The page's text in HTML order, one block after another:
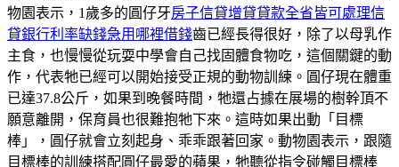
物園表示，1歲多的圓仔牙房子信貸增貸貸款全省皆可處理信
貸銀行利率缺錢急用哪裡借錢齒已經長得很好，除了以母乳作
主食，也慢慢從玩耍中學會自己找固體食物吃，這個關鍵的動
作，代表牠已經可以開始接受正規的動物訓練。圓仔現在體重
已達37.8公斤，如果到晚餐時間，牠還占據在展場的樹幹頂不
願意離開，保育員也很難抱牠下來。這時如果出動「目標
棒」，圓仔就會立刻起身、乖乖跟著回家。動物園表示，跟隨
目標棒的訓練搭配圓仔最愛的蘋果，牠聽從指令碰觸目標棒